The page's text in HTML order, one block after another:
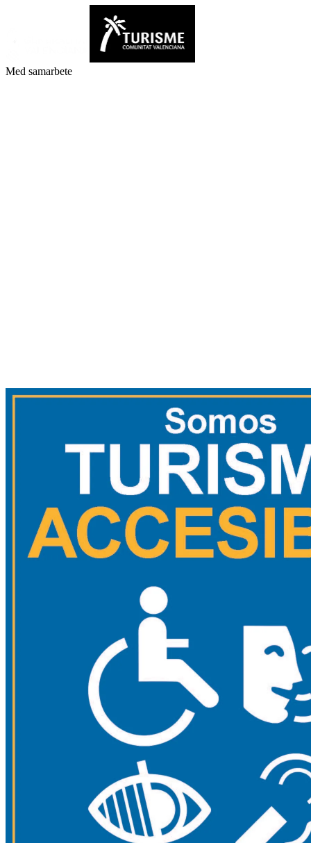
Med samarbete